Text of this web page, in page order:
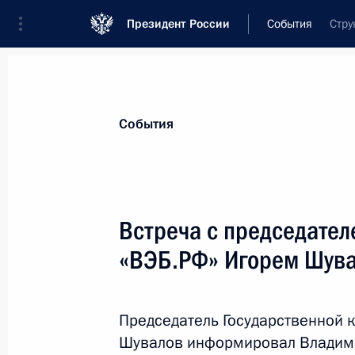
Президент России События
Новости
Послания Федеральному Собранию
Заявления по важнейшим вопросам
Речи и обращения
События
Встреча с
«ВЭБ.РФ» Игорем
Председатель
Шувалов информировал